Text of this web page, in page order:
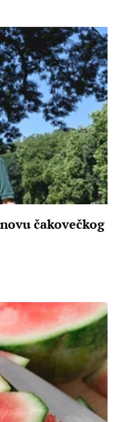
čakovečkog